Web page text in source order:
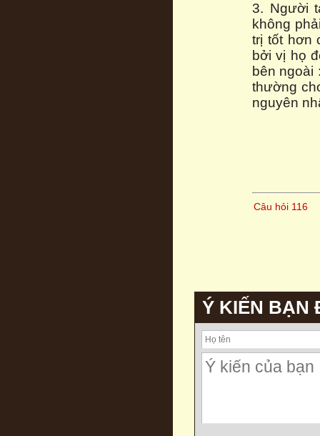
3. Người
không
trị tốt hơn
bởi vị họ
bên
thường
nguyên
Câu hỏi 116
Ý KIẾN BẠN